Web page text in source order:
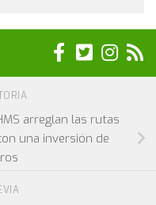
arreglan las rutas
una inversión de